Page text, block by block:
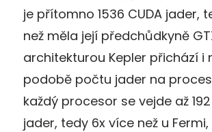
je přítomno 1536 CUDA jader,
než měla její předchůdkyně
architekturou Kepler přichází i
podobě počtu jader na
každý procesor se vejde až 192
jader, tedy 6x více než u